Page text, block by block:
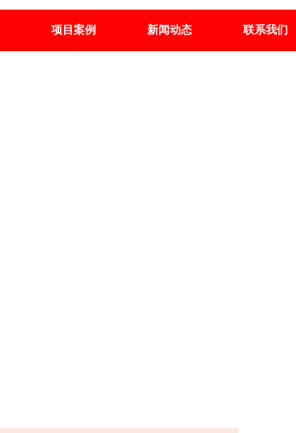
项目案例 新闻动态 联系我们